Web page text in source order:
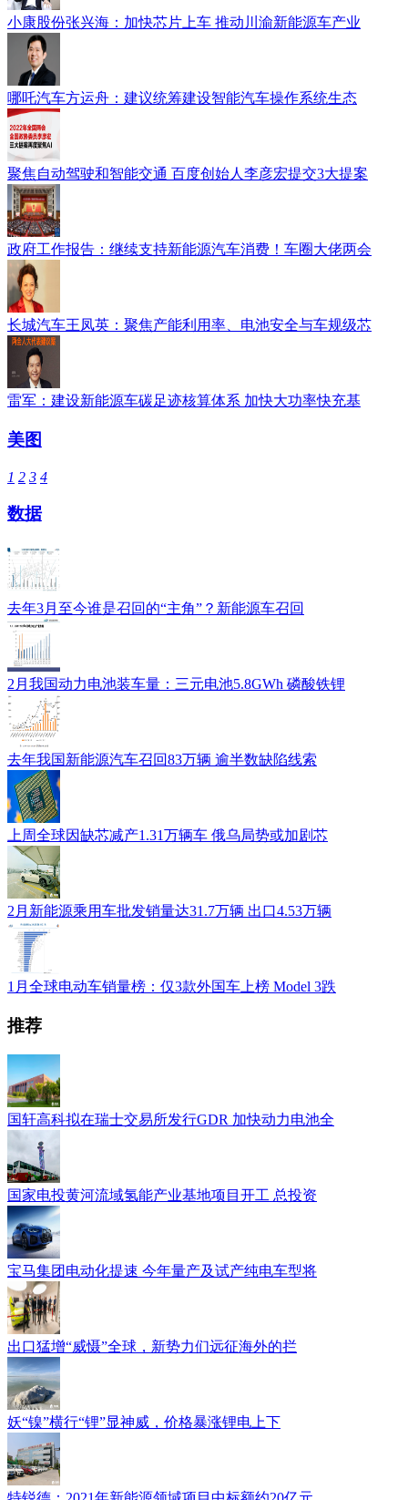
小康股份张兴海：加快芯片上车 推动川渝新能源车产业
哪吒汽车方运舟：建议统筹建设智能汽车操作系统生态
聚焦自动驾驶和智能交通 百度创始人李彦宏提交3大提案
政府工作报告：继续支持新能源汽车消费！车圈大佬两会
长城汽车王凤英：聚焦产能利用率、电池安全与车规级芯
雷军：建设新能源车碳足迹核算体系 加快大功率快充基
美图
1 2 3 4
数据
去年3月至今谁是召回的“主角”？新能源车召回
2月我国动力电池装车量：三元电池5.8GWh 磷酸铁锂
去年我国新能源汽车召回83万辆 逾半数缺陷线索
上周全球因缺芯减产1.31万辆车 俄乌局势或加剧芯
2月新能源乘用车批发销量达31.7万辆 出口4.53万辆
1月全球电动车销量榜：仅3款外国车上榜 Model 3跌
推荐
国轩高科拟在瑞士交易所发行GDR 加快动力电池全
国家电投黄河流域氢能产业基地项目开工 总投资
宝马集团电动化提速 今年量产及试产纯电车型将
出口猛增“威慑”全球，新势力们远征海外的拦
妖“镍”横行“锂”显神威，价格暴涨锂电上下